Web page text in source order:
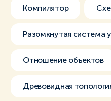
Компилятор
Разомкнутая система
Отношение объектов
Древовидная